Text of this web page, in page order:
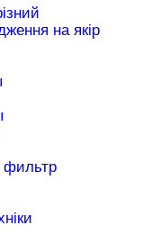
на якір